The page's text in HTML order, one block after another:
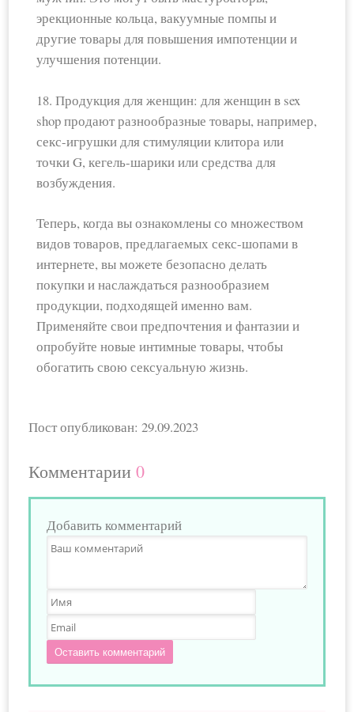
эрекционные кольца, вакуумные помпы и
другие товары для повышения импотенции и
улучшения потенции.
18. Продукция для женщин: для женщин в sex
shop продают разнообразные товары, например,
секс-игрушки для стимуляции клитора или
точки G, кегель-шарики или средства для
возбуждения.
Теперь, когда вы ознакомлены со множеством
видов товаров, предлагаемых секс-шопами в
интернете, вы можете безопасно делать
покупки и наслаждаться разнообразием
продукции, подходящей именно вам.
Применяйте свои предпочтения и фантазии и
опробуйте новые интимные товары, чтобы
обогатить свою сексуальную жизнь.
Пост опубликован: 29.09.2023
Комментарии0
Добавить комментарий
Оставить комментарий